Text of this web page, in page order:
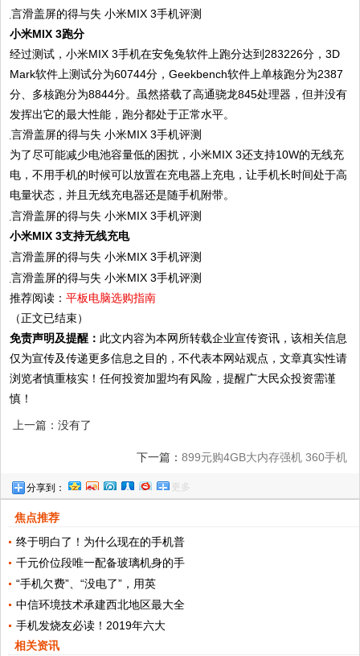
小米MIX 3跑分
经过测试，小米MIX 3手机在安兔兔软件上跑分达到283226分，3D
Mark软件上测试分为60744分，Geekbench软件上单核跑分为2387
分、多核跑分为8844分。虽然搭载了高通骁龙845处理器，但并没有
发挥出它的最大性能，跑分都处于正常水平。
为了尽可能减少电池容量低的困扰，小米MIX 3还支持10W的无线充
电，不用手机的时候可以放置在充电器上充电，让手机长时间处于高
电量状态，并且无线充电器还是随手机附带。
小米MIX 3支持无线充电
推荐阅读：平板电脑选购指南
（正文已结束）
免责声明及提醒： 此文内容为本网所转载企业宣传资讯，该相关信息
仅为宣传及传递更多信息之目的，不代表本网站观点，文章真实性请
浏览者慎重核实！任何投资加盟均有风险，提醒广大民众投资需谨
慎！
上一篇：没有了
下一篇： 899元购4GB大内存强机 360手机
分享到： 更多
焦点推荐
终于明白了！为什么现在的手机普
千元价位段唯一配备玻璃机身的手
“手机欠费”、“没电了”，用英
中信环境技术承建西北地区最大全
手机发烧友必读！2019年六大
相关资讯